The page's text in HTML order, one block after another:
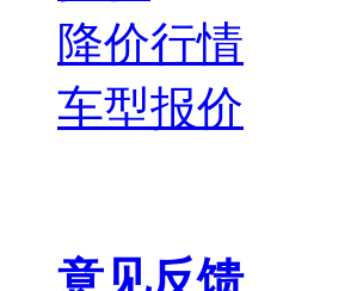
降价行情
车型报价
意见反馈